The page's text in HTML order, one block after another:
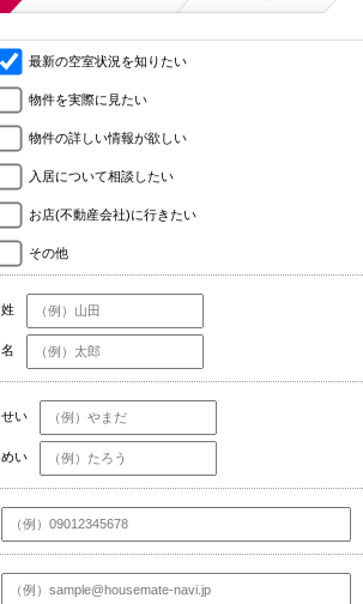
最新の空室状況を知りたい
物件を実際に見たい
物件の詳しい情報が欲しい
入居について相談したい
お店(不動産会社)に行きたい
その他
姓
名
せい
めい